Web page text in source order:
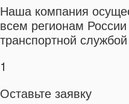
Наша компания
всем регионам
транспортной
1
Оставьте заявку